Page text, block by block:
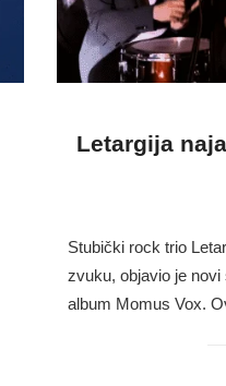
Letargija
Stubički rock trio
zvuku, objavio je novi
album Momus Vox.